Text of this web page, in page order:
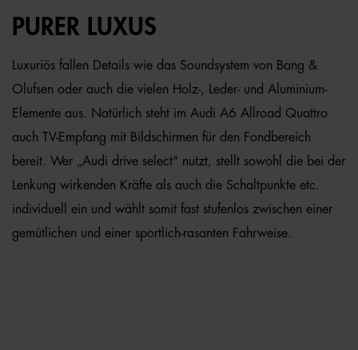
PURER LUXUS
Luxuriös fallen Details wie das Soundsystem von Bang &
Olufsen oder auch die vielen Holz-, Leder- und Aluminium-
Elemente aus. Natürlich steht im Audi A6 Allroad Quattro
auch TV-Empfang mit Bildschirmen für den Fondbereich
bereit. Wer „Audi drive select“ nutzt, stellt sowohl die bei der
Lenkung wirkenden Kräfte als auch die Schaltpunkte etc.
individuell ein und wählt somit fast stufenlos zwischen einer
gemütlichen und einer sportlich-rasanten Fahrweise.